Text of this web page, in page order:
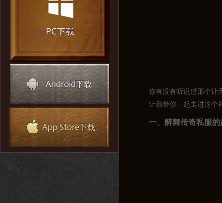
你有没有听说过那个让
让我带你一起走进这个
一、醉舞传奇私服的